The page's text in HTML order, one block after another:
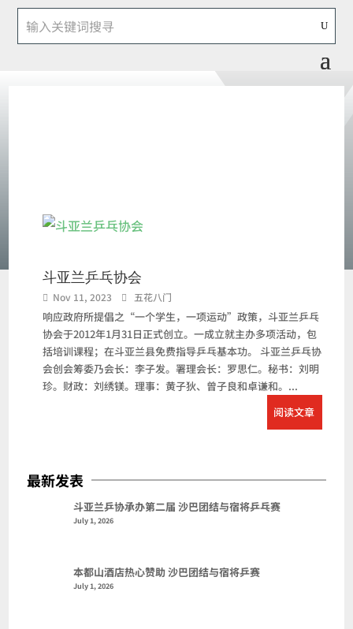
斗亚兰乒乓协会
Nov 11, 2023 五花八门
响应政府所提倡之“一个学生，一项运动”政策，斗亚兰乒乓
协会于2012年1月31日正式创立。一成立就主办多项活动，包
括培训课程；在斗亚兰县免费指导乒乓基本功。 斗亚兰乒乓协
会创会筹委乃会长：李子发。署理会长：罗思仁。秘书：刘明
珍。财政：刘绣镁。理事：黄子狄、曾子良和卓谦和。...
阅读文章
最新发表
斗亚兰乒协承办第二届 沙巴团结与宿将乒乓赛
July 1, 2026
本都山酒店热心赞助 沙巴团结与宿将乒赛
July 1, 2026